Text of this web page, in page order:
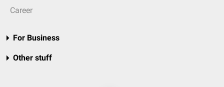
Career
For Business
Other stuff